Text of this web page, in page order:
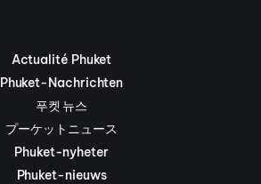
Actualité Phuket
Phuket-Nachrichten
푸켓 뉴스
プーケットニュース
Phuket-nyheter
Phuket-nieuws